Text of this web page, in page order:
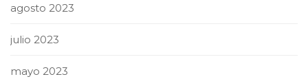
agosto 2023
julio 2023
mayo 2023